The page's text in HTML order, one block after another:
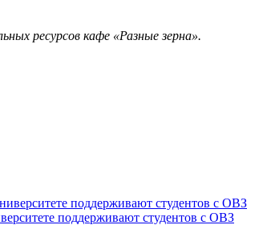
ресурсов кафе «Разные зерна».
поддерживают студентов с ОВЗ